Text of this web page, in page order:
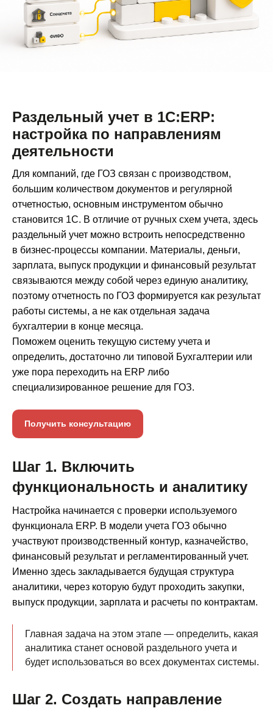
Раздельный учет в 1С:ERP:
настройка по направлениям
деятельности
Для компаний, где ГОЗ связан с производством,
большим количеством документов и регулярной
отчетностью, основным инструментом обычно
становится 1С. В отличие от ручных схем учета, здесь
раздельный учет можно встроить непосредственно
в бизнес-процессы компании. Материалы, деньги,
зарплата, выпуск продукции и финансовый результат
связываются между собой через единую аналитику,
поэтому отчетность по ГОЗ формируется как результат
работы системы, а не как отдельная задача
бухгалтерии в конце месяца.
Поможем оценить текущую систему учета и
определить, достаточно ли типовой Бухгалтерии или
уже пора переходить на ERP либо
специализированное решение для ГОЗ.
Получить консультацию
Шаг 1. Включить
функциональность и аналитику
Настройка начинается с проверки используемого
функционала ERP. В модели учета ГОЗ обычно
участвуют производственный контур, казначейство,
финансовый результат и регламентированный учет.
Именно здесь закладывается будущая структура
аналитики, через которую будут проходить закупки,
выпуск продукции, зарплата и расчеты по контрактам.
Главная задача на этом этапе — определить, какая
аналитика станет основой раздельного учета и
будет использоваться во всех документах системы.
Шаг 2. Создать направление